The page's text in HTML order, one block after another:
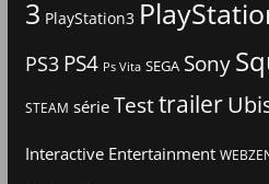
3 PlayStation3
PS3 PS4 Ps Vita SEGA Sony
STEAM série Testtrailer
Interactive Entertainment